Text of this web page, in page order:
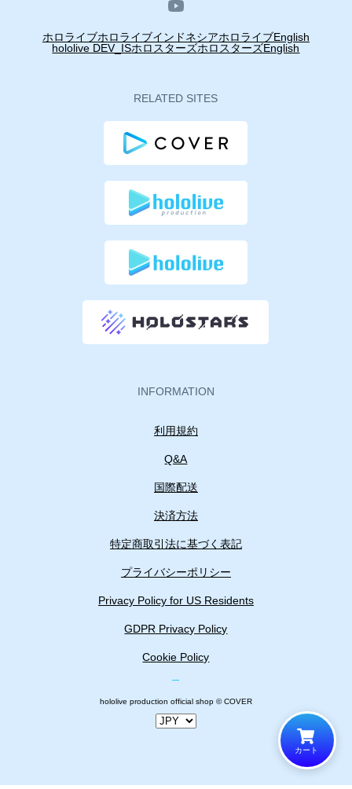
カート
ホロライブホロライブインドネシアホロライブEnglish
hololive DEV_ISホロスターズホロスターズEnglish
RELATED SITES
INFORMATION
利用規約
Q&A
国際配送
決済方法
特定商取引法に基づく表記
hololive production official shop © COVER
プライバシーポリシー
Privacy Policy for US Residents
GDPR Privacy Policy
Cookie Policy